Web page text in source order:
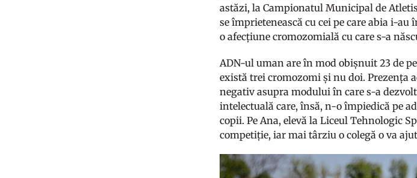
astăzi, la Campionatul Municipal de
se împrietenească cu cei pe care abia i-
o afecțiune cromozomială cu care s-a
ADN-ul uman are în mod obișnuit 23 de
există trei cromozomi și nu doi. Prezența
negativ asupra modului în care s-a
intelectuală care, însă, n-o împiedică pe
copii. Pe Ana, elevă la Liceul Tehnologic
competiție, iar mai târziu o colegă o va